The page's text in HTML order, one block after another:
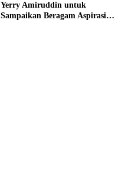
Yerry Amiruddin untuk
Sampaikan Beragam Aspirasi